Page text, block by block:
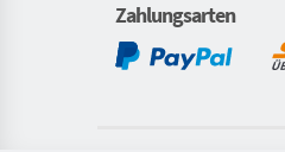
Zahlungsarten